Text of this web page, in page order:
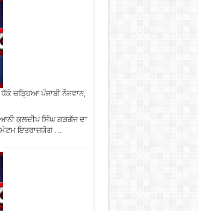
ਚੜ੍ਹਿਆ ਪੰਜਾਬੀ ਨੌਜਵਾਨ,
ਕੁਲਦੀਪ ਸਿੰਘ ਗੜਗੱਜ ਦਾ
ਇਤਰਾਜ਼ਯੋਗ …